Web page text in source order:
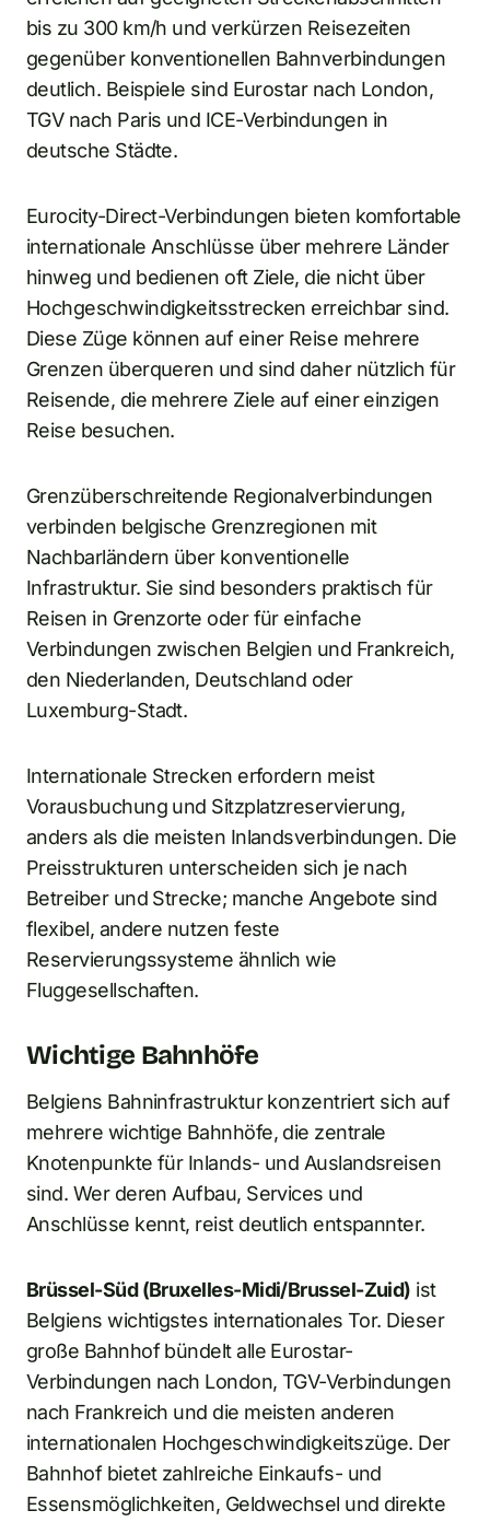
bis zu 300 km/h und verkürzen Reisezeiten
gegenüber konventionellen Bahnverbindungen
deutlich. Beispiele sind Eurostar nach London,
TGV nach Paris und ICE-Verbindungen in
deutsche Städte.
Eurocity-Direct-Verbindungen bieten komfortable
internationale Anschlüsse über mehrere Länder
hinweg und bedienen oft Ziele, die nicht über
Hochgeschwindigkeitsstrecken erreichbar sind.
Diese Züge können auf einer Reise mehrere
Grenzen überqueren und sind daher nützlich für
Reisende, die mehrere Ziele auf einer einzigen
Reise besuchen.
Grenzüberschreitende Regionalverbindungen
verbinden belgische Grenzregionen mit
Nachbarländern über konventionelle
Infrastruktur. Sie sind besonders praktisch für
Reisen in Grenzorte oder für einfache
Verbindungen zwischen Belgien und Frankreich,
den Niederlanden, Deutschland oder
Luxemburg-Stadt.
Internationale Strecken erfordern meist
Vorausbuchung und Sitzplatzreservierung,
anders als die meisten Inlandsverbindungen. Die
Preisstrukturen unterscheiden sich je nach
Betreiber und Strecke; manche Angebote sind
flexibel, andere nutzen feste
Reservierungssysteme ähnlich wie
Fluggesellschaften.
Wichtige Bahnhöfe
Belgiens Bahninfrastruktur konzentriert sich auf
mehrere wichtige Bahnhöfe, die zentrale
Knotenpunkte für Inlands- und Auslandsreisen
sind. Wer deren Aufbau, Services und
Anschlüsse kennt, reist deutlich entspannter.
Brüssel-Süd (Bruxelles-Midi/Brussel-Zuid) ist
Belgiens wichtigstes internationales Tor. Dieser
große Bahnhof bündelt alle Eurostar-
Verbindungen nach London, TGV-Verbindungen
nach Frankreich und die meisten anderen
internationalen Hochgeschwindigkeitszüge. Der
Bahnhof bietet zahlreiche Einkaufs- und
Essensmöglichkeiten, Geldwechsel und direkte